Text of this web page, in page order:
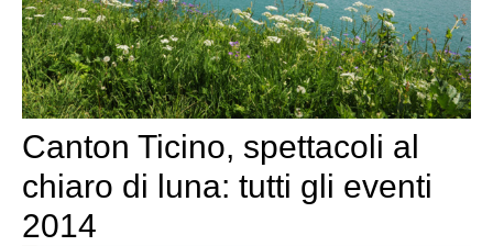
Canton Ticino, spettacoli al
chiaro di luna: tutti gli eventi
2014